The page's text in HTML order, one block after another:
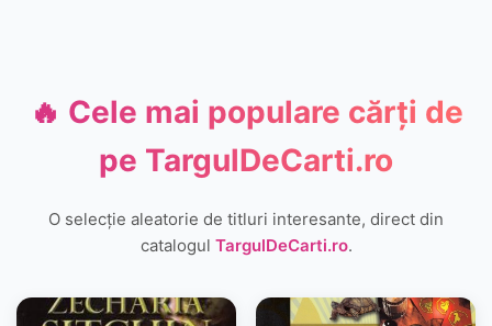
🔥 Cele mai populare cărți de
pe TargulDeCarti.ro
O selecție aleatorie de titluri interesante, direct din
catalogul TargulDeCarti.ro.